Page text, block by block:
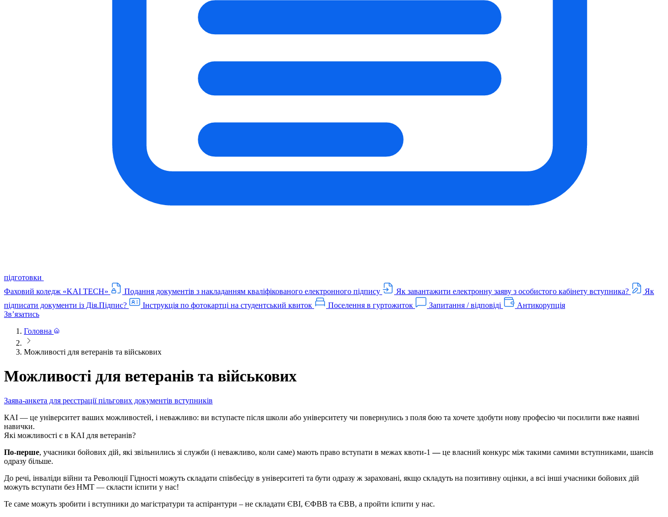
підготовки
Фаховий коледж «KAI TECH»
Подання документів з накладанням кваліфікованого електронного підпису Як завантажити електронну заяву з особистого кабінету вступника?
Як
підписати документи із Дія.Підпис?
Інструкція по фотокартці на студентський квиток Поселення в гуртожиток Запитання / відповіді
Антикорупція
Звʼязатись
Головна
Можливості для ветеранів та військових
Можливості для ветеранів та військових
Заява-анкета для реєстрації пільгових документів вступників
КАІ — це університет ваших можливостей, і неважливо: ви вступаєте після школи або університету чи повернулись з поля бою та хочете здобути нову професію чи посилити вже наявні
навички.
Які можливості є в КАІ для ветеранів?
По-перше, учасники бойових дій, які звільнились зі служби (і неважливо, коли саме) мають право вступати в межах квоти-1—це власний конкурс між такими самими вступниками, шансів
одразу більше.
До речі, інваліди війни та Революції Гідності можуть складати співбесіду в університеті та бути одразу ж зараховані, якщо складуть на позитивну оцінки, а всі інші учасники бойових дій
можуть вступати без НМТ — скласти іспити у нас!
Те саме можуть зробити і вступники до магістратури та аспірантури – не складати ЄВІ, ЄФВВ та ЄВВ, а пройти іспити у нас.